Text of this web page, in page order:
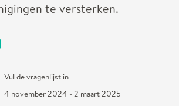
te versterken.
Vul de vragenlijst in
4 november 2024 - 2 maart 2025